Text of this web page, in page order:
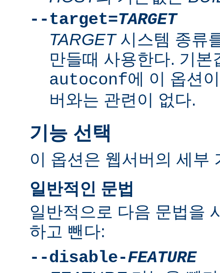
--target=TARGET
TARGET시스템 종류
만들때 사용한다. 기
autoconf에 이 옵션
버와는 관련이 없다.
기능 선택
이 옵션은 웹서버의 세부
일반적인 문법
일반적으로 다음 문법을
하고 뺀다:
--disable-FEATURE